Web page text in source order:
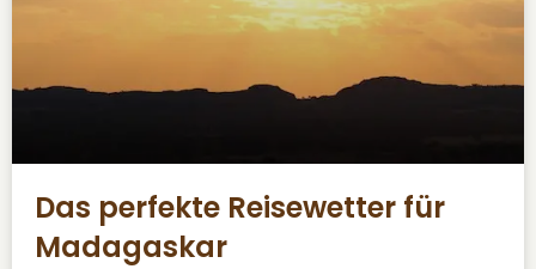
Das perfekte Reisewetter für
Madagaskar